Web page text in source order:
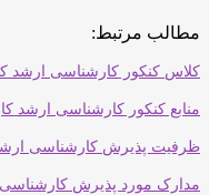
مطالب مرتبط:
کلاس کنکور کارشناسی ارشد
منابع کنکور کارشناسی ارشد
ظرفیت پذیرش کارشناسی
مدارک مورد پذیرش کارشناسی